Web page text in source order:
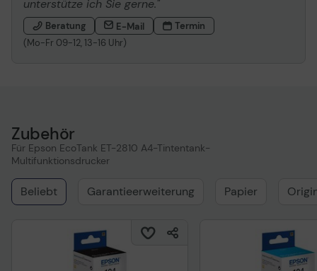
unterstütze ich Sie gerne."
Beratung E-Mail
Termin
(Mo-Fr 09-12, 13-16 Uhr)
Zubehör
Für Epson EcoTank ET-2810 A4-Tintentank-
Multifunktionsdrucker
Beliebt Garantieerweiterung Papier